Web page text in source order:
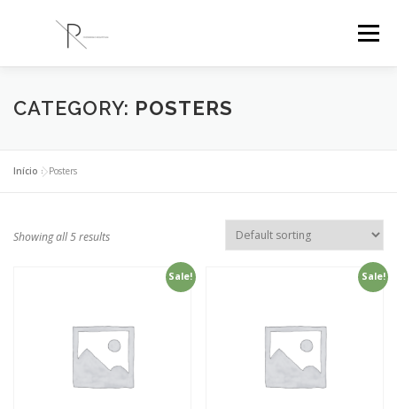
Menu
PR ENGENHARIA A EMPRESA
BLOG
CATEGORY: POSTERS
Início »Posters
Showing all 5 results
Sale! Sale!